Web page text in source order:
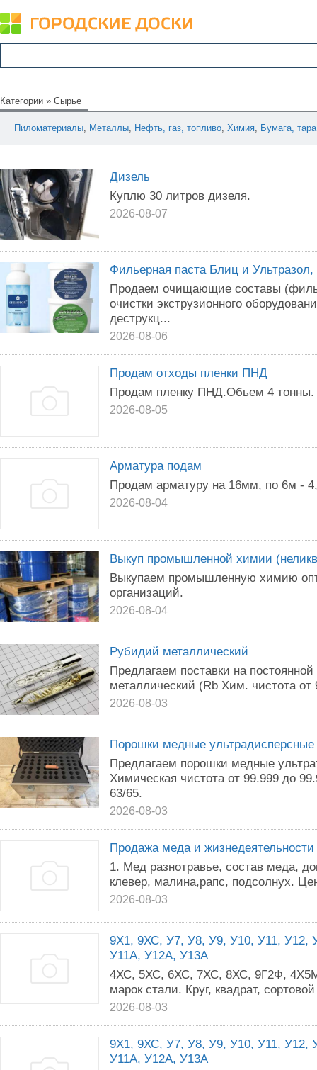
Категории » Сырье
Пиломатериалы, Металлы, Нефть, газ, топливо, Химия, Бумага,
Дизель
Куплю 30 литров дизеля.
2026-08-07
Фильерная паста Блиц и Ультразол,
Продаем очищающие составы
очистки экструзионного
деструкц...
2026-08-06
Продам отходы пленки ПНД
Продам пленку ПНД.Обьем 4 тонны.
2026-08-05
Арматура подам
Продам арматуру на 16мм, по 6м -
2026-08-04
Выкуп промышленной химии
Выкупаем промышленную химию
организаций.
2026-08-04
Рубидий металлический
Предлагаем поставки на
металлический (Rb Хим. чистота от
2026-08-03
Порошки медные ультрадисперсные
Предлагаем порошки медные
Химическая чистота от 99.999 до
63/65.
2026-08-03
Продажа меда и жизнедеятельности
1. Мед разнотравье, состав меда,
клевер, малина,рапс, подсолнух.
2026-08-03
9Х1, 9ХС, У7, У8, У9, У10, У11, У12,
У11А, У12А, У13А
4ХС, 5ХС, 6ХС, 7ХС, 8ХС, 9Г2Ф,
марок стали. Круг, квадрат,
2026-08-03
9Х1, 9ХС, У7, У8, У9, У10, У11, У12,
У11А, У12А, У13А